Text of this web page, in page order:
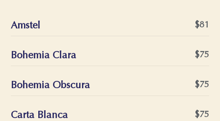
Amstel $81
Bohemia Clara $75
Bohemia Obscura $75
Carta Blanca $75